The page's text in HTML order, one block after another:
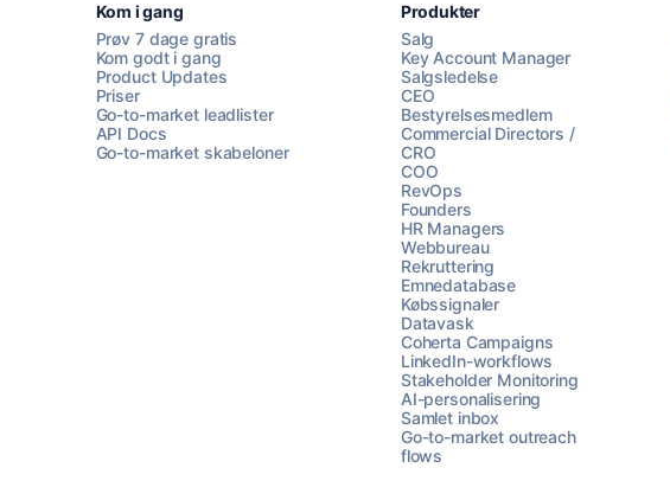
Kom i gang
Prøv 7 dage gratis
Kom godt i gang
Product Updates
Priser
Go-to-market leadlister
API Docs
Go-to-market skabeloner
Produkter
Salg
Key Account Manager
Salgsledelse
CEO
Bestyrelsesmedlem
Commercial Directors /
CRO
COO
RevOps
Founders
HR Managers
Webbureau
Rekruttering
Emnedatabase
Købssignaler
Datavask
Coherta Campaigns
LinkedIn-workflows
Stakeholder Monitoring
AI-personalisering
Samlet inbox
Go-to-market outreach
flows